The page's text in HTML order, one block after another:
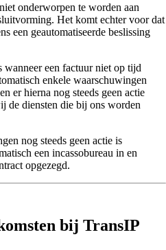
onderworpen te worden aan
Het komt echter voor dat
een geautomatiseerde beslissing
een factuur niet op tijd
enkele waarschuwingen
er hierna nog steeds geen actie
de diensten die bij ons worden
nog steeds geen actie is
een incassobureau in en
opgezegd.
bij TransIP